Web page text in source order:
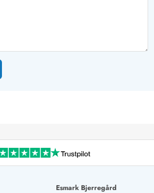
Esmark Bjerregård